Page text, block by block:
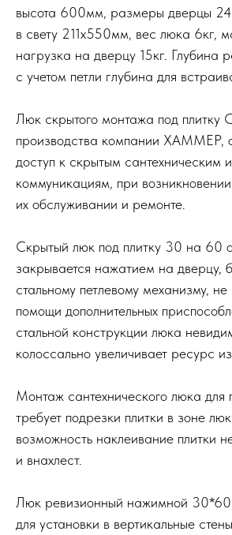
высота 600мм, размеры дверцы
в свету 211х550мм, вес люка 6кг,
нагрузка на дверцу 15кг.
с учетом петли глубина для
Люк скрытого монтажа под
производства компании ХАММЕР,
доступ к скрытым сантехническим
коммуникациям, при
их обслуживании и ремонте.
Скрытый люк под плитку 30 на 60
закрывается нажатием на дверцу,
стальному петлевому механизму, не
помощи дополнительных
стальной конструкции люка
колоссально увеличивает ресурс
Монтаж сантехнического люка для
требует подрезки плитки в зоне
возможность наклеивание плитки
и внахлест.
Люк ревизионный нажимной 30*60
для установки в вертикальные